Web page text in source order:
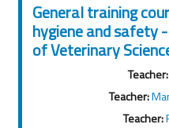
General training
hygiene and safety
of Veterinary
Teacher:
Teacher:
Teacher: